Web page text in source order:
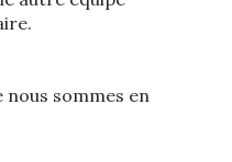
nous sommes en